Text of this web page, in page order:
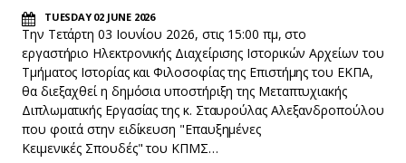
TUESDAY 02 JUNE 2026
Την Τετάρτη 03 Ιουνίου 2026, στις 15:00 πμ, στο
εργαστήριο Ηλεκτρονικής Διαχείρισης Ιστορικών Αρχείων του
Τμήματος Ιστορίας και Φιλοσοφίας της Επιστήμης του ΕΚΠΑ,
θα διεξαχθεί η δημόσια υποστήριξη της Μεταπτυχιακής
Διπλωματικής Εργασίας της κ. Σταυρούλας Αλεξανδροπούλου
που φοιτά στην ειδίκευση "Επαυξημένες
Κειμενικές Σπουδές" του ΚΠΜΣ…